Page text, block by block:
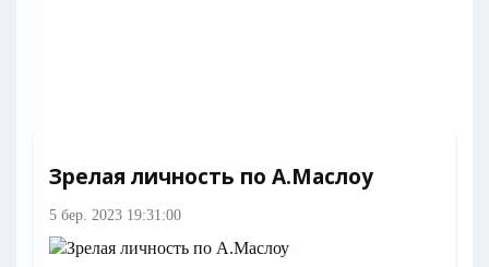
Зрелая личность по А.Маслоу
5 бер. 2023 19:31:00